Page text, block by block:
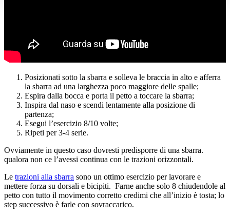
Posizionati sotto la sbarra e solleva le braccia in alto e afferra
la sbarra ad una larghezza poco maggiore delle spalle;
Espira dalla bocca e porta il petto a toccare la sbarra;
Inspira dal naso e scendi lentamente alla posizione di
partenza;
Esegui l’esercizio 8/10 volte;
Ripeti per 3-4 serie.
Ovviamente in questo caso dovresti predisporre di una sbarra.
qualora non ce l’avessi continua con le trazioni orizzontali.
Le trazioni alla sbarra sono un ottimo esercizio per lavorare e
mettere forza su dorsali e bicipiti. Farne anche solo 8 chiudendole al
petto con tutto il movimento corretto credimi che all’inizio è tosta; lo
step successivo è farle con sovraccarico.